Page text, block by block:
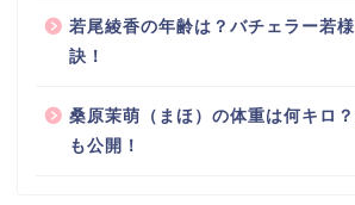
若尾綾香の年齢は？バチェラー若
訣！
桑原茉萌（まほ）の体重は何キロ
も公開！